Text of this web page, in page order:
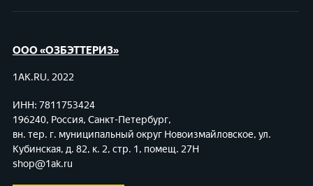
ООО «ОЗБЭТТЕРИЗ»
1AK.RU, 2022
ИНН: 7811753424
196240, Россия, Санкт-Петербург,
вн. тер. г. муниципальный округ Новоизмайловское, ул.
Кубинская, д. 82, к. 2, стр. 1, помещ. 27Н
shop@1ak.ru